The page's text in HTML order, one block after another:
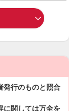
発行のものと照合
に関しては万全を